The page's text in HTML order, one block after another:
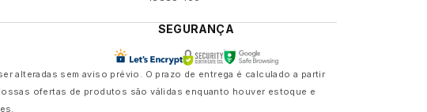
SEGURANÇA
alteradas sem aviso prévio. O prazo de entrega é calculado a partir
ofertas de produtos são válidas enquanto houver estoque e